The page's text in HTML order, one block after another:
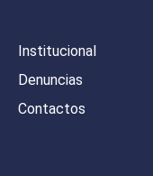
Institucional
Denuncias
Contactos